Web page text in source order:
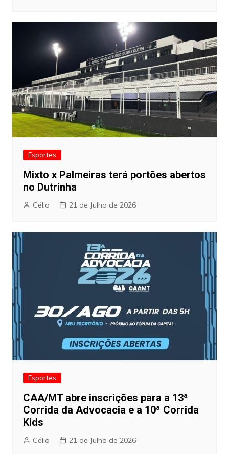
Esportes
Mixto x Palmeiras terá portões abertos
no Dutrinha
Célio 21 de Julho de 2026
Esportes
CAA/MT abre inscrições para a 13ª
Corrida da Advocacia e a 10ª Corrida
Kids
Célio 21 de Julho de 2026